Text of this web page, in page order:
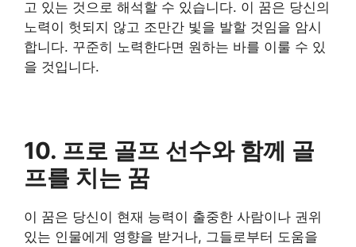
고 있는 것으로 해석할 수 있습니다. 이 꿈은 당신의
노력이 헛되지 않고 조만간 빛을 발할 것임을 암시
합니다. 꾸준히 노력한다면 원하는 바를 이룰 수 있
을 것입니다.
​10. 프로 골프 선수와 함께 골
프를 치는 꿈
이 꿈은 당신이 현재 능력이 출중한 사람이나 권위
있는 인물에게 영향을 받거나, 그들로부터 도움을